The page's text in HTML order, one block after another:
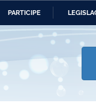
PARTICIPE
da Economia
Direitos Humanos